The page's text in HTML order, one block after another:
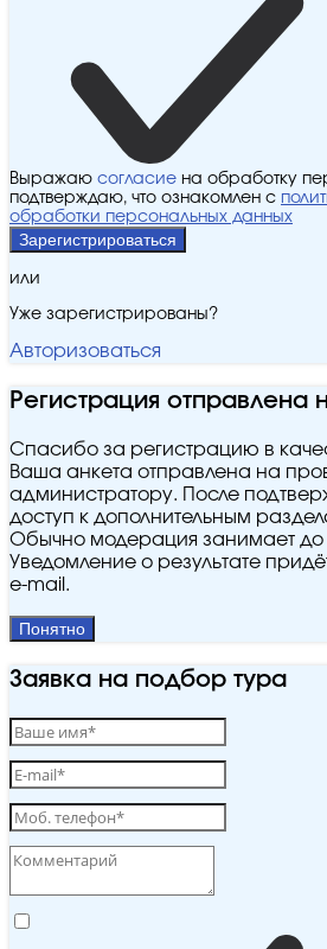
Выражаю согласие на обработку
подтверждаю, что ознакомлен с
обработки персональных данных
Зарегистрироваться
или
Уже зарегистрированы?
Авторизоваться
Регистрация
Спасибо за регистрацию в
Ваша анкета отправлена на
администратору. После
доступ к дополнительным
Обычно модерация занимает до
Уведомление о результате
e‑mail.
Понятно
Заявка на подбор тура